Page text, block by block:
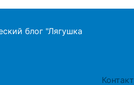
блог "Лягушка
Контакт